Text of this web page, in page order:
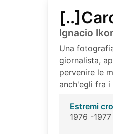
Ignacio
Una
giornalista,
pervenire le
anch'egli fra i
Estremi
1976 -1977